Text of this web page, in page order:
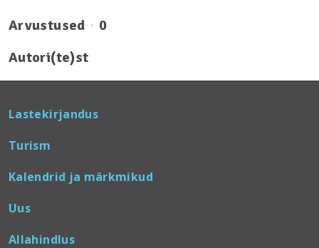
Arvustused
0
Autori(te)st
Lastekirjandus
Turism
Kalendrid ja märkmikud
Uus
Allahindlus